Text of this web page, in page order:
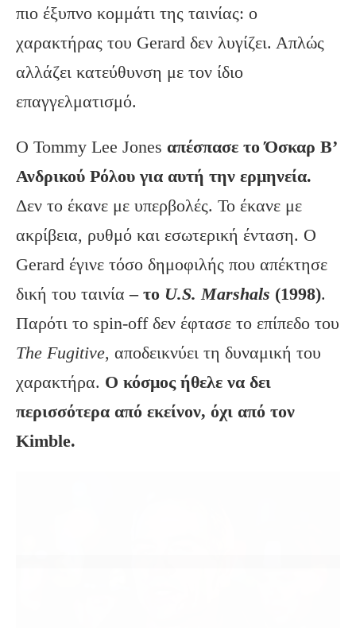
πιο έξυπνο κομμάτι της ταινίας: ο
χαρακτήρας του Gerard δεν λυγίζει. Απλώς
αλλάζει κατεύθυνση με τον ίδιο
επαγγελματισμό.
Ο Tommy Lee Jones απέσπασε το Όσκαρ Β’
Ανδρικού Ρόλου για αυτή την ερμηνεία.
Δεν το έκανε με υπερβολές. Το έκανε με
ακρίβεια, ρυθμό και εσωτερική ένταση. Ο
Gerard έγινε τόσο δημοφιλής που απέκτησε
δική του ταινία– το U.S. Marshals (1998).
Παρότι το spin-off δεν έφτασε το επίπεδο του
The Fugitive, αποδεικνύει τη δυναμική του
χαρακτήρα. Ο κόσμος ήθελε να δει
περισσότερα από εκείνον, όχι από τον
Kimble.